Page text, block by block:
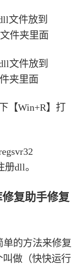
文件放到
件夹里面
文件放到
夹里面
【Win+R】打
dll。
复助手修复
的方法来修复
做（快快运行